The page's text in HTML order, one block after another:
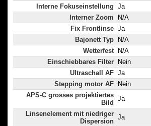
Interne Fokuseinstellung Ja
Interner Zoom
N/A
Fix Frontlinse Ja
Bajonett Typ
N/A
Wetterfest
N/A
Einschiebbares Filter
Nein
Ultraschall AF Ja
Stepping motor AF
Nein
APS-C grosses projektiertes
Bild
Ja
Linsenelement mit niedriger
Dispersion
Ja